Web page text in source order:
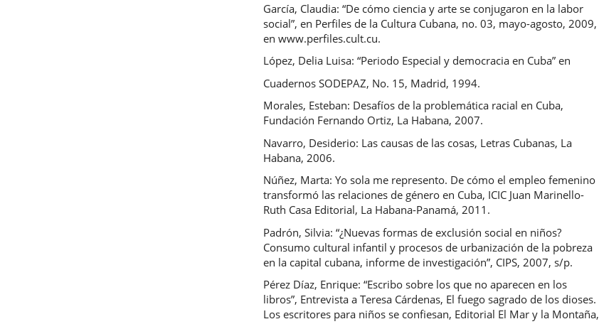
García, Claudia: “De cómo ciencia y arte se conjugaron en la labor
social”, en Perfiles de la Cultura Cubana, no. 03, mayo-agosto, 2009,
en www.perfiles.cult.cu.
López, Delia Luisa: “Periodo Especial y democracia en Cuba” en
Cuadernos SODEPAZ, No. 15, Madrid, 1994.
Morales, Esteban: Desafíos de la problemática racial en Cuba,
Fundación Fernando Ortiz, La Habana, 2007.
Navarro, Desiderio: Las causas de las cosas, Letras Cubanas, La
Habana, 2006.
Núñez, Marta: Yo sola me represento. De cómo el empleo femenino
transformó las relaciones de género en Cuba, ICIC Juan Marinello-
Ruth Casa Editorial, La Habana-Panamá, 2011.
Padrón, Silvia: “¿Nuevas formas de exclusión social en niños?
Consumo cultural infantil y procesos de urbanización de la pobreza
en la capital cubana, informe de investigación”, CIPS, 2007, s/p.
Pérez Díaz, Enrique: “Escribo sobre los que no aparecen en los
libros”, Entrevista a Teresa Cárdenas, El fuego sagrado de los dioses.
Los escritores para niños se confiesan, Editorial El Mar y la Montaña,